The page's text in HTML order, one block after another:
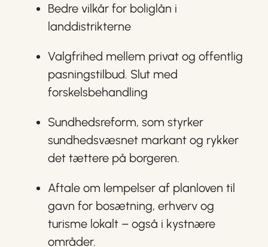
Bedre vilkår for boliglån i
landdistrikterne
Valgfrihed mellem privat og offentlig
pasningstilbud. Slut med
forskelsbehandling
Sundhedsreform, som styrker
sundhedsvæsnet markant og rykker
det tættere på borgeren.
Aftale om lempelser af planloven til
gavn for bosætning, erhverv og
turisme lokalt – også i kystnære
områder.